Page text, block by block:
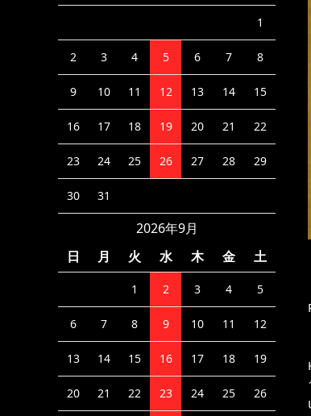
1
2 3 4 5 6 7 8
9 10 11 12 13 14 15
16 17 18 19 20 21 22
23 24 25 26 27 28 29
30 31
2026年9月
日
月 火 水 木 金 土
1 2 3 4 5
6 7 8 9 10 11 12
13 14 15 16 17 18 19
20 21 22 23 24 25 26